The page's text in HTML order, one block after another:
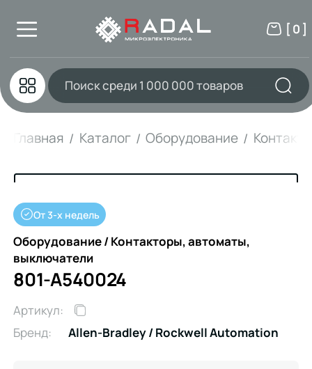
[ 0 ]
Главная Каталог Оборудование
От 3-х недель
Оборудование / Контакторы, автоматы,
выключатели
801-A540024
Артикул:
Бренд:
Allen-Bradley / Rockwell Automation